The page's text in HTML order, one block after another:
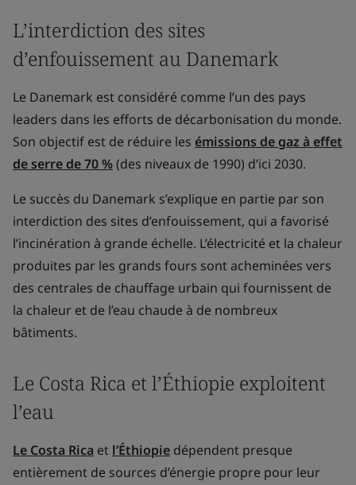
L’interdiction des sites
d’enfouissement au Danemark
Le Danemark est considéré comme l’un des pays
leaders dans les efforts de décarbonisation du monde.
Son objectif est de réduire les émissions de gaz à effet
de serre de 70 %(des niveaux de 1990) d’ici 2030.
Le succès du Danemark s’explique en partie par son
interdiction des sites d’enfouissement, qui a favorisé
l’incinération à grande échelle. L’électricité et la chaleur
produites par les grands fours sont acheminées vers
des centrales de chauffage urbain qui fournissent de
la chaleur et de l’eau chaude à de nombreux
bâtiments.
Le Costa Rica et l’Éthiopie exploitent
l’eau
Le Costa Rica et l’Éthiopie dépendent presque
entièrement de sources d’énergie propre pour leur